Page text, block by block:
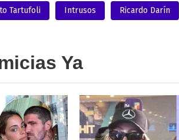
Tartufoli
Intrusos Ricardo Darín
Ya